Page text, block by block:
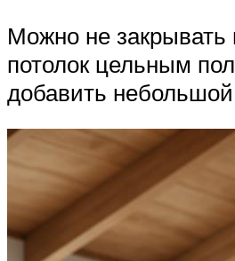
Можно не закрывать
потолок цельным
добавить